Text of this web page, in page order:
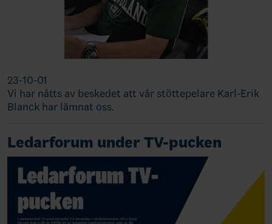
23-10-01
Vi har nåtts av beskedet att vår stöttepelare Karl-Erik
Blanck har lämnat oss.
Ledarforum under TV-pucken